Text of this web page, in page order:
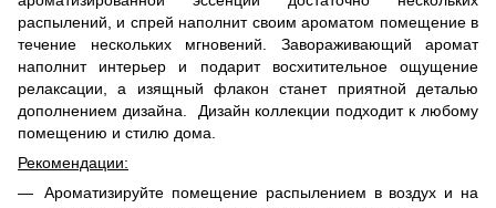
распылений, и спрей наполнит своим ароматом помещение в
течение нескольких мгновений. Завораживающий аромат
наполнит интерьер и подарит восхитительное ощущение
релаксации, а изящный флакон станет приятной деталью
дополнением дизайна. Дизайн коллекции подходит к любому
помещению и стилю дома.
Рекомендации:
Ароматизируйте помещение распылением в воздух и на